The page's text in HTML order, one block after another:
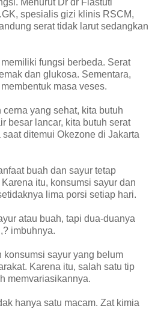
Menurut Dr dr Fiastuti
spesialis gizi klinis RSCM,
serat tidak larut sedangkan
fungsi berbeda. Serat
dan glukosa. Sementara,
masa veses.
yang sehat, kita butuh
besar lancar, kita butuh serat
ditemui Okezone di Jakarta
buah dan sayur tetap
itu, konsumsi sayur dan
lima porsi setiap hari.
atau buah, tapi dua-duanya
imbuhnya.
konsumsi sayur yang belum
Karena itu, salah satu tip
memvariasikannya.
hanya satu macam. Zat kimia